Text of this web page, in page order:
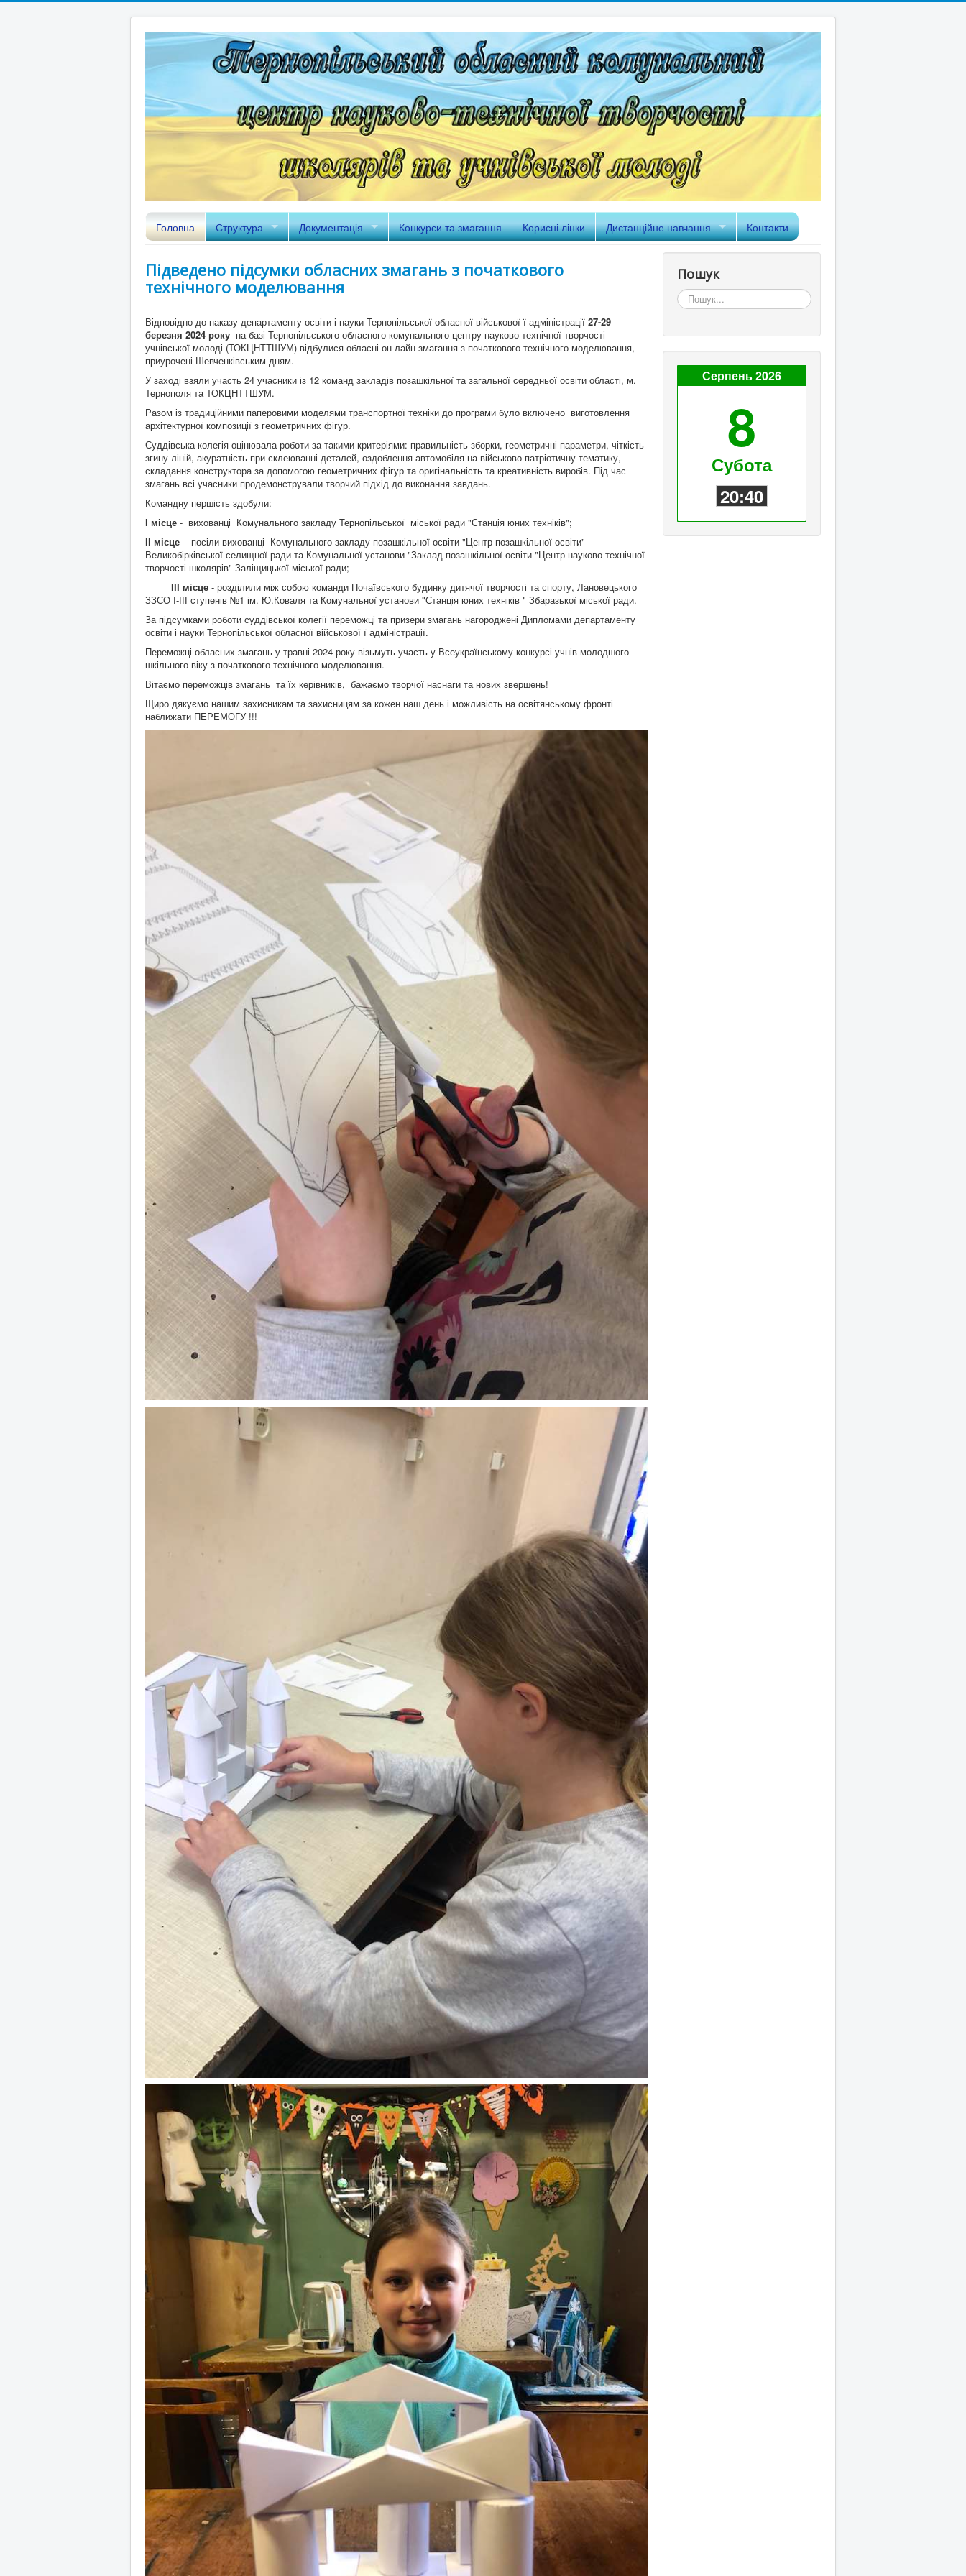
Головна Структура Документація Конкурси та змагання Корисні лінки Дистанційне навчання Контакти
Підведено підсумки обласних змагань з початкового
технічного моделювання
Відповідно до наказу департаменту освіти і науки Тернопільської обласної військової ї адміністрації 27-29
березня 2024 року на базі Тернопільського обласного комунального центру науково-технічної творчості
учнівської молоді (ТОКЦНТТШУМ) відбулися обласні он-лайн змагання з початкового технічного моделювання,
приурочені Шевченківським дням.
У заході взяли участь 24 учасники із 12 команд закладів позашкільної та загальної середньої освіти області, м.
Тернополя та ТОКЦНТТШУМ.
Разом із традиційними паперовими моделями транспортної техніки до програми було включено виготовлення
архітектурної композиції з геометричних фігур.
Суддівська колегія оцінювала роботи за такими критеріями: правильність зборки, геометричні параметри, чіткість
згину ліній, акуратність при склеюванні деталей, оздоблення автомобіля на військово-патріотичну тематику,
складання конструктора за допомогою геометричних фігур та оригінальність та креативність виробів. Під час
змагань всі учасники продемонстрували творчий підхід до виконання завдань.
Командну першість здобули:
І місце - вихованці Комунального закладу Тернопільської міської ради "Станція юних техніків";
ІІ місце - посіли вихованці Комунального закладу позашкільної освіти "Центр позашкільної освіти"
Великобірківської селищної ради та Комунальної установи "Заклад позашкільної освіти "Центр науково-технічної
творчості школярів" Заліщицької міської ради;
ІІІ місце - розділили між собою команди Почаївського будинку дитячої творчості та спорту, Лановецького
ЗЗСО І-ІІІ ступенів №1 ім. Ю.Коваля та Комунальної установи "Станція юних техніків " Збаразької міської ради.
За підсумками роботи суддівської колегії переможці та призери змагань нагороджені Дипломами департаменту
освіти і науки Тернопільської обласної військової ї адміністрації.
Переможці обласних змагань у травні 2024 року візьмуть участь у Всеукраїнському конкурсі учнів молодшого
шкільного віку з початкового технічного моделювання.
Вітаємо переможців змагань та їх керівників, бажаємо творчої наснаги та нових звершень!
Щиро дякуємо нашим захисникам та захисницям за кожен наш день і можливість на освітянському фронті
наближати ПЕРЕМОГУ !!!
Пошук
Пошук...
Серпень 2026
8
Субота
20:40